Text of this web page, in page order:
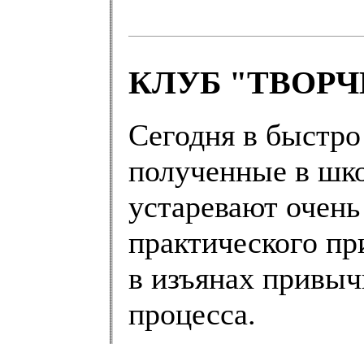
КЛУБ
Сегодня в
полученные в
устаревают
практического
в изъянах
процесса.